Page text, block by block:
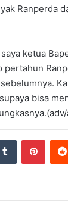
Ranperda
ketua
pertahun
bisa
Tumblr